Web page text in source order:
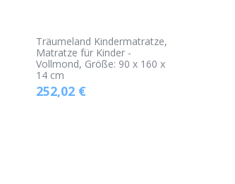
Träumeland Kindermatratze,
Matratze für Kinder -
Vollmond, Größe: 90 x 160 x
14 cm
252,02 €